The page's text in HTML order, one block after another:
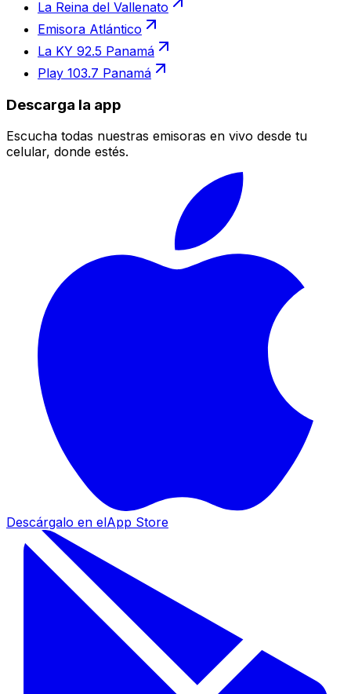
La Reina del Vallenato
Emisora Atlántico
La KY 92.5 Panamá
Play 103.7 Panamá
Descarga la app
Escucha todas nuestras emisoras en vivo desde tu
celular, donde estés.
Descárgalo en elApp Store